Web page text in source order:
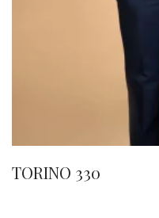
TORINO 330